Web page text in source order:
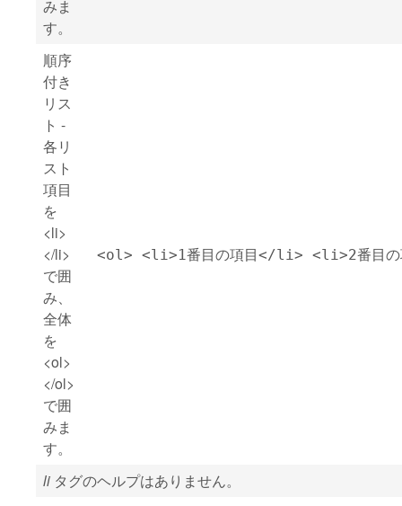
みま
す。
順序
付き
リス
ト -
各リ
スト
項目
を
<li>
</li>
で囲
み、
全体
を
<ol>
</ol>
で囲
みま
す。
<ol> <li>1番目の項目</li> <li>2番目
li タグのヘルプはありません。